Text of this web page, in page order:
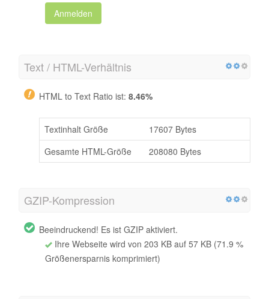
Anmelden
Text / HTML-Verhältnis
HTML to Text Ratio ist: 8.46%
Textinhalt Größe
17607 Bytes
Gesamte HTML-Größe
208080 Bytes
GZIP-Kompression
Beeindruckend! Es ist GZIP aktiviert.
Ihre Webseite wird von 203 KB auf 57 KB (71.9 %
Größenersparnis komprimiert)